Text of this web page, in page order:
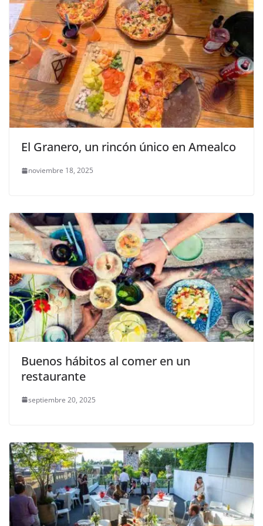
El Granero, un rincón único en Amealco
noviembre 18, 2025
Buenos hábitos al comer en un
restaurante
septiembre 20, 2025